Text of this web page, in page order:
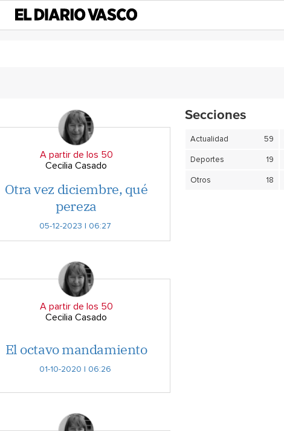
A partir de los 50
Cecilia Casado
Otra vez diciembre, qué
pereza
05-12-2023 | 06:27
A partir de los 50
Cecilia Casado
El octavo mandamiento
01-10-2020 | 06:26
Secciones
Actualidad 59
Deportes 19
Otros 18